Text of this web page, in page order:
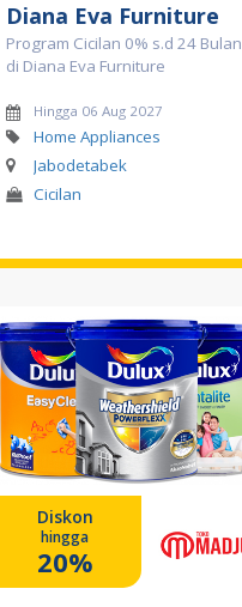
Diana Eva Furniture
Program Cicilan 0% s.d 24 Bulan
di Diana Eva Furniture
Hingga 06 Aug 2027
Home Appliances
Jabodetabek
Cicilan
Diskon
hingga
20%